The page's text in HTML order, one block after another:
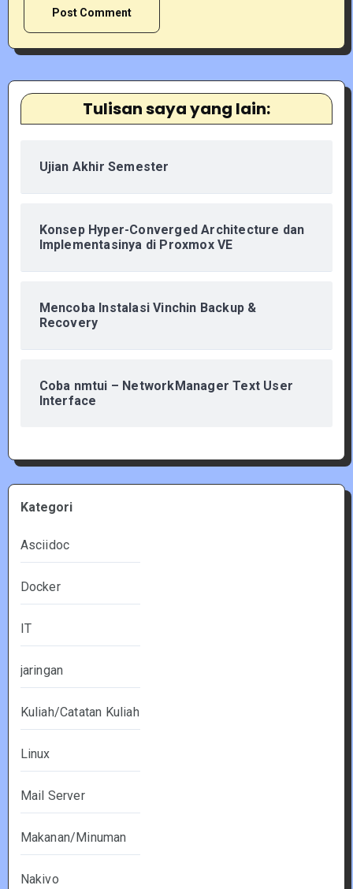
Tulisan saya yang lain:
Ujian Akhir Semester
Konsep Hyper-Converged Architecture dan
Implementasinya di Proxmox VE
Mencoba Instalasi Vinchin Backup &
Recovery
Coba nmtui – NetworkManager Text User
Interface
Kategori
Asciidoc
Docker
IT
jaringan
Kuliah/Catatan Kuliah
Linux
Mail Server
Makanan/Minuman
Nakivo